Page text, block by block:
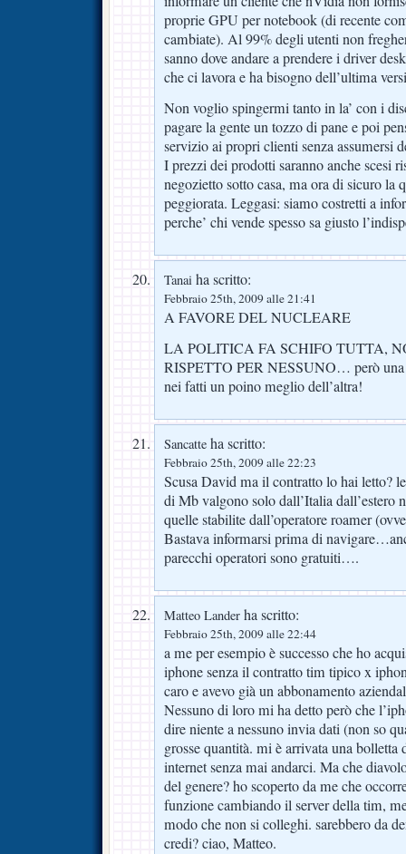
proprie GPU per notebook (di recente
cambiate). Al 99% degli utenti non
sanno dove andare a prendere i driver
che ci lavora e ha bisogno dell’ultima
Non voglio spingermi tanto in la’ con i
pagare la gente un tozzo di pane e poi
servizio ai propri clienti senza assumersi
I prezzi dei prodotti saranno anche scesi
negozietto sotto casa, ma ora di sicuro la
peggiorata. Leggasi: siamo costretti a
perche’ chi vende spesso sa giusto
Tanai ha scritto:
Febbraio 25th, 2009 alle 21:41
A FAVORE DEL NUCLEARE
LA POLITICA FA SCHIFO TUTTA,
RISPETTO PER NESSUNO… però una
nei fatti un poino meglio dell’altra!
Sancatte ha scritto:
Febbraio 25th, 2009 alle 22:23
Scusa David ma il contratto lo hai letto?
di Mb valgono solo dall’Italia dall’estero
quelle stabilite dall’operatore roamer
Bastava informarsi prima di
parecchi operatori sono gratuiti….
Matteo Lander ha scritto:
Febbraio 25th, 2009 alle 22:44
a me per esempio è successo che ho
iphone senza il contratto tim tipico x
caro e avevo già un abbonamento
Nessuno di loro mi ha detto però che
dire niente a nessuno invia dati (non so
grosse quantità. mi è arrivata una
internet senza mai andarci. Ma che
del genere? ho scoperto da me che
funzione cambiando il server della tim,
modo che non si colleghi. sarebbero da
credi? ciao, Matteo.